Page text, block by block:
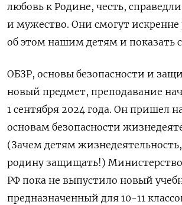
любовь к Родине, честь,
и мужество. Они смогут искренне
об этом нашим детям и показать
ОБЗР, основы безопасности и
новый предмет, преподавание
1 сентября 2024 года. Он пришел
основам безопасности
(Зачем детям жизнедеятельность,
родину защищать!)
РФ пока не выпустило новый
предназначенный для 10-11